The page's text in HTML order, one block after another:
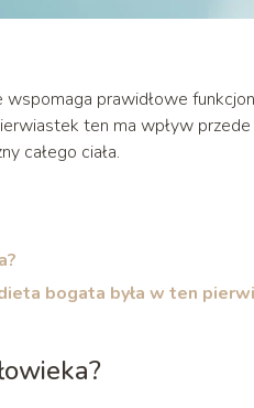
prawidłowe
ten ma wpływ
całego ciała.
bogata była w ten